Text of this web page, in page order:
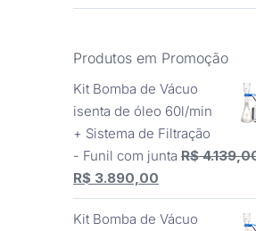
Produtos em Promoção
Kit Bomba de Vácuo
isenta de óleo 60l/min
+ Sistema de Filtração
- Funil com junta R$
O
preço
original
R$ 3.890,00
preço
atual
Kit Bomba de Vácuo